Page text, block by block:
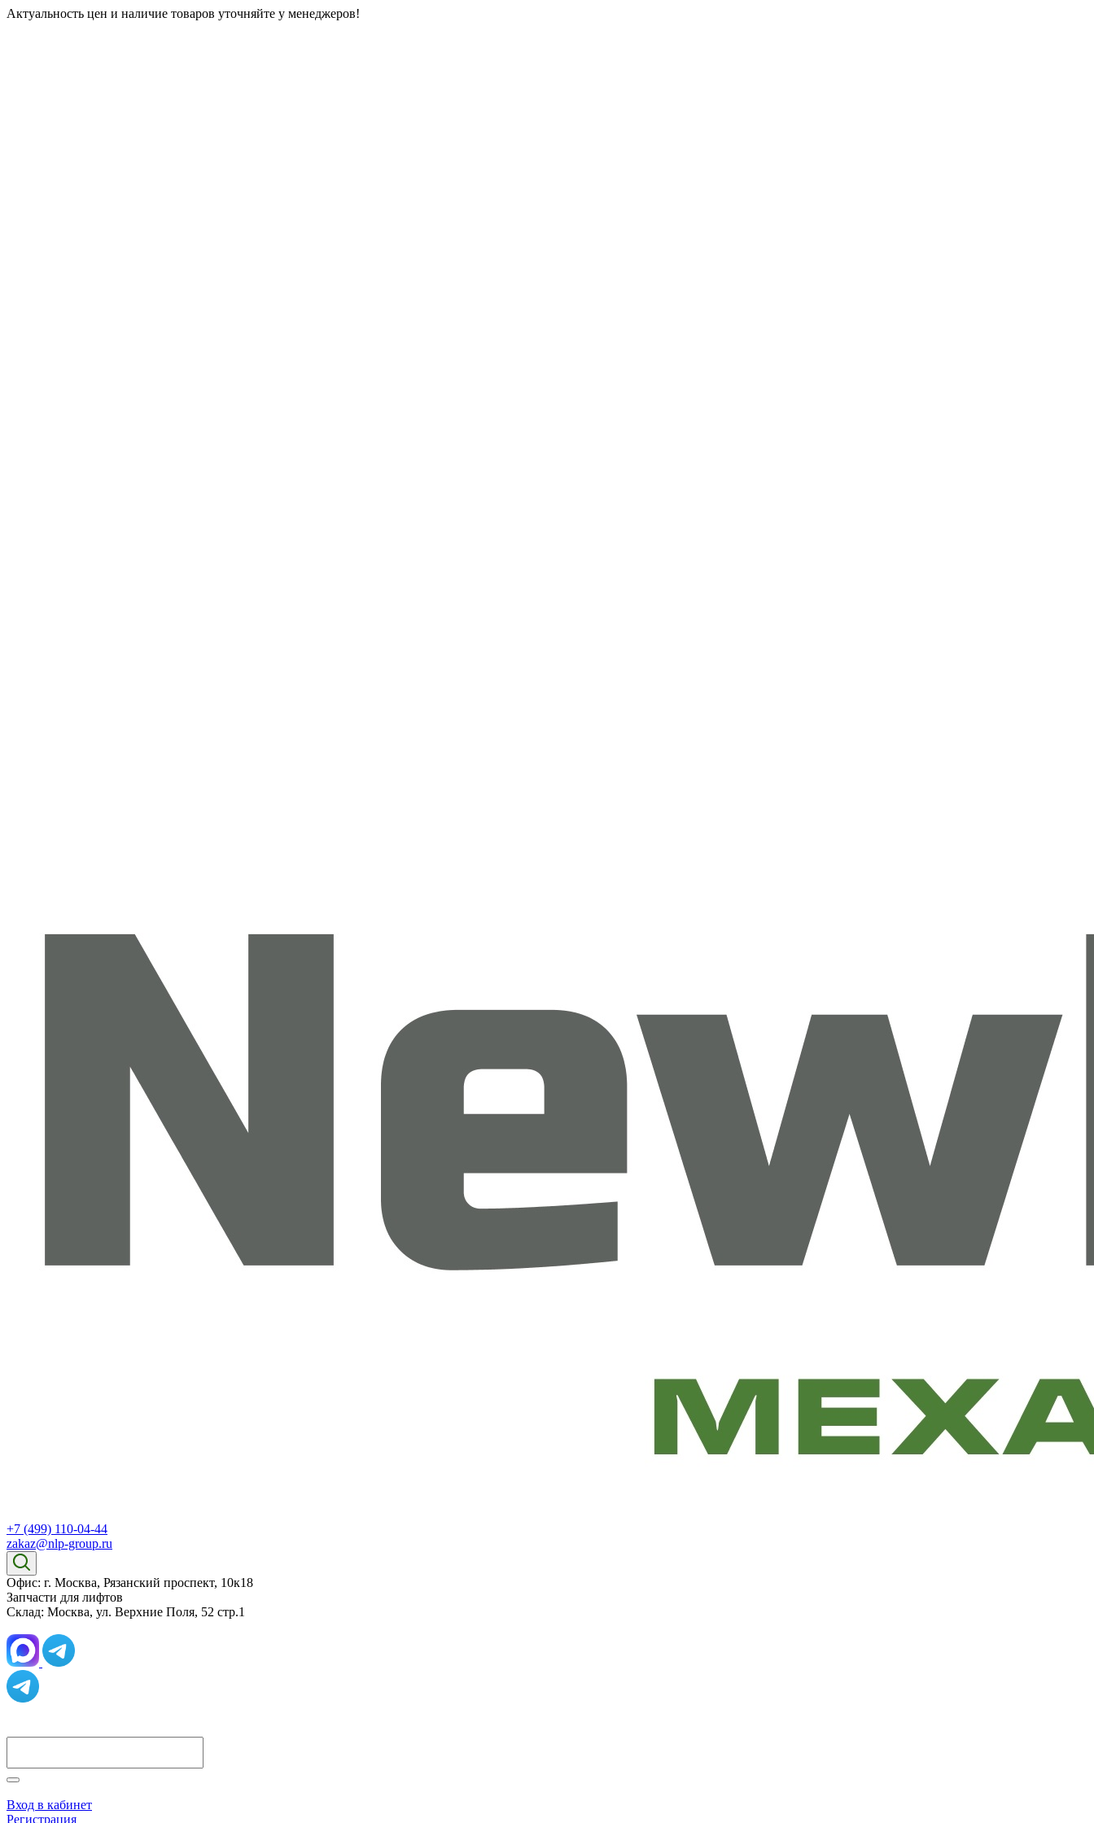
Актуальность цен и наличие товаров уточняйте у менеджеров!
+7 (499) 110-04-44
zakaz@nlp-group.ru
Офис: г. Москва, Рязанский проспект, 10к18
Запчасти для лифтов
Склад: Москва, ул. Верхние Поля, 52 стр.1
Вход в кабинет
Регистрация